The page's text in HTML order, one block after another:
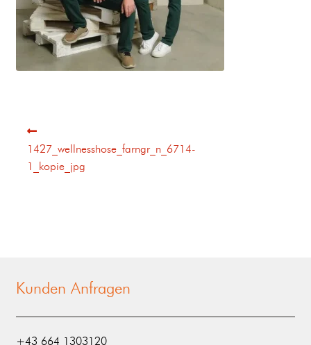
1427_wellnesshose_farngr_n_6714-
1_kopie_jpg
Kunden Anfragen
‭+43 664 1303120‬